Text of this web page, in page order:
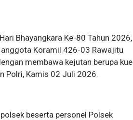
Bhayangkara Ke-80 Tahun 2026,
Koramil 426-03 Rawajitu
membawa kejutan berupa kue
Polri, Kamis 02 Juli 2026.
beserta personel Polsek